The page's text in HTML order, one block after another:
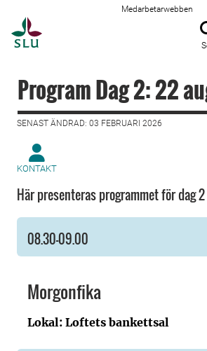
Medarbetarwebben
Program Dag 2: 22
SENAST ÄNDRAD: 03 FEBRUARI 2026
KONTAKT
Här presenteras programmet för dag 2
08.30–09.00
Morgonfika
Lokal: Loftets bankettsal